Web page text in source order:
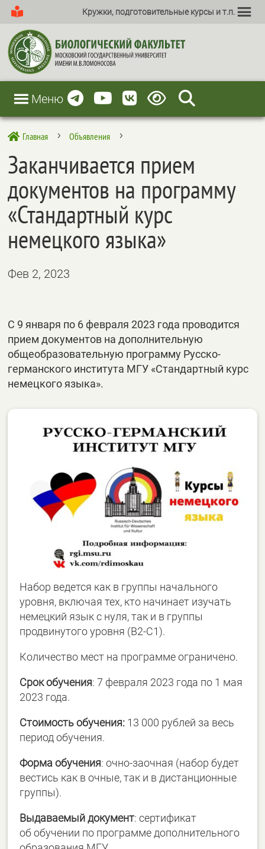
Кружки, подготовительные курсы и т.п.
Меню
 Главная 5 Объявления 5
Заканчивается прием
документов на программу
«Стандартный курс
немецкого языка»
Фев 2, 2023
С 9 января по 6 февраля 2023 года проводится
прием документов на дополнительную
общеобразовательную программу Русско-
германского института МГУ «Стандартный курс
немецкого языка».
Набор ведется как в группы начального
уровня, включая тех, кто начинает изучать
немецкий язык с нуля, так и в группы
продвинутого уровня (В2-С1).
Количество мест на программе ограничено.
Срок обучения: 7 февраля 2023 года по 1 мая
2023 года.
Стоимость обучения: 13 000 рублей за весь
период обучения.
Форма обучения: очно-заочная (набор будет
вестись как в очные, так и в дистанционные
группы).
Выдаваемый документ: сертификат
об обучении по программе дополнительного